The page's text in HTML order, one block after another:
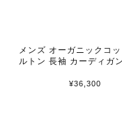
メンズ オーガニックコ
ルトン 長袖 カーディガ
e]
¥36,300